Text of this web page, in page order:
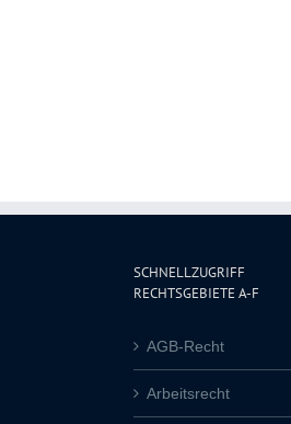
SCHNELLZUGRIFF
RECHTSGEBIETE A-F
AGB-Recht
Arbeitsrecht